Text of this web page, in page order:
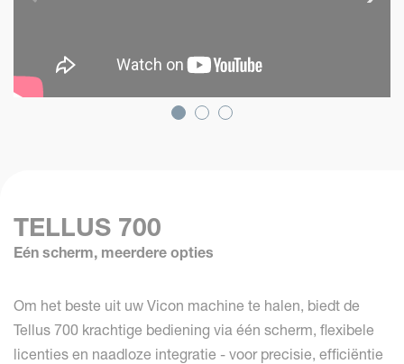
TELLUS 700
Eén scherm, meerdere opties
Om het beste uit uw Vicon machine te halen, biedt de
Tellus 700 krachtige bediening via één scherm, flexibele
licenties en naadloze integratie - voor precisie, efficiëntie